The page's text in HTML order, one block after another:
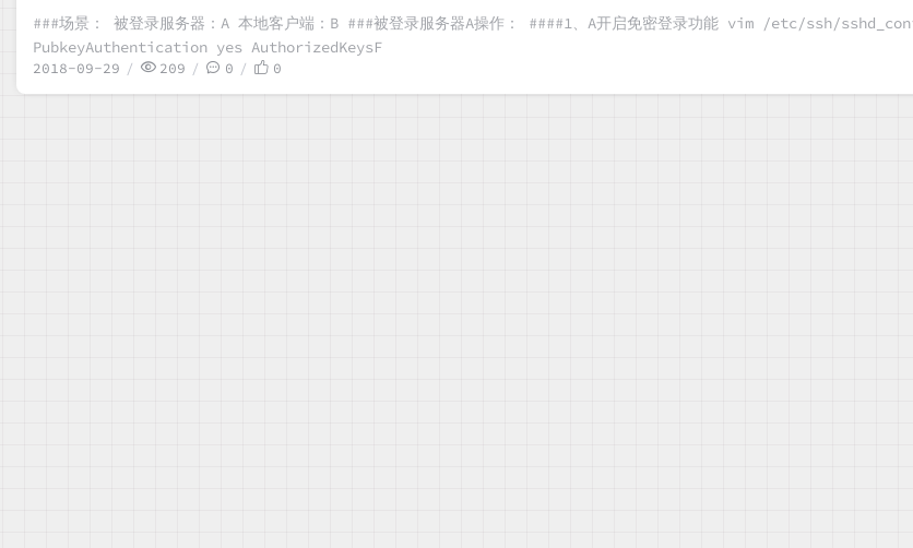
###场景： 被登录服务器：A 本地客户端：B ###被登录服务器A操作： ####1、A开启免密登录功能 vim /etc/ssh/
PubkeyAuthentication yes AuthorizedKeysF
2018-09-29 209 0 0